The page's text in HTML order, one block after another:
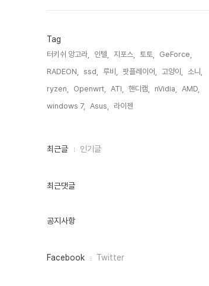
Tag
터키쉬 앙고라, 인텔, 지포스, 토토,
GeForce,
RADEON,
ssd, 루비, 팟플레이어, 고양이,
소니,
ryzen,
Openwrt, ATI, 핸디캠, nVidia,
AMD,
windows 7,
Asus, 라이젠,
최
인
최근글 인기글
최근댓글
공지사항
페
Facebook Twitter